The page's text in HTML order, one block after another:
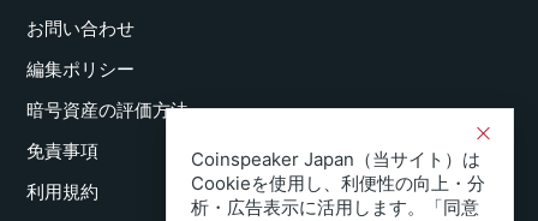
お問い合わせ
編集ポリシー
暗号資産の評価方法
免責事項
利用規約
Coinspeaker Japan（当サイト）は
Cookieを使用し、利便性の向上・分
析・広告表示に活用します。「同意